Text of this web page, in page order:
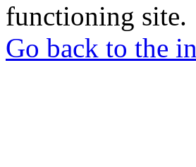
functioning site.
Go back to the